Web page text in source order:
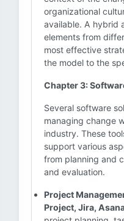
organizational
available. A hybrid
elements from
most effective
the model to the
Chapter 3:
Several software
managing change
industry. These
support various
from planning and
and evaluation.
Project
Project, Jira,